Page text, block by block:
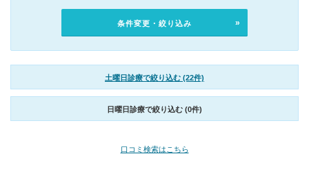
条件変更・絞り込み
土曜日診療で絞り込む (22件)
日曜日診療で絞り込む (0件)
口コミ検索はこちら